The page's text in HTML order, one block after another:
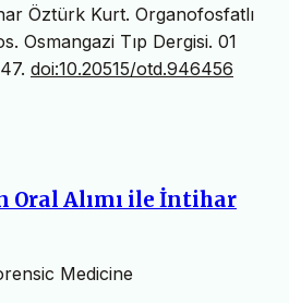
Öztürk Kurt. Organofosfatlı
Osmangazi Tıp Dergisi. 01
doi:10.20515/otd.946456
Oral Alımı ile İntihar
Medicine